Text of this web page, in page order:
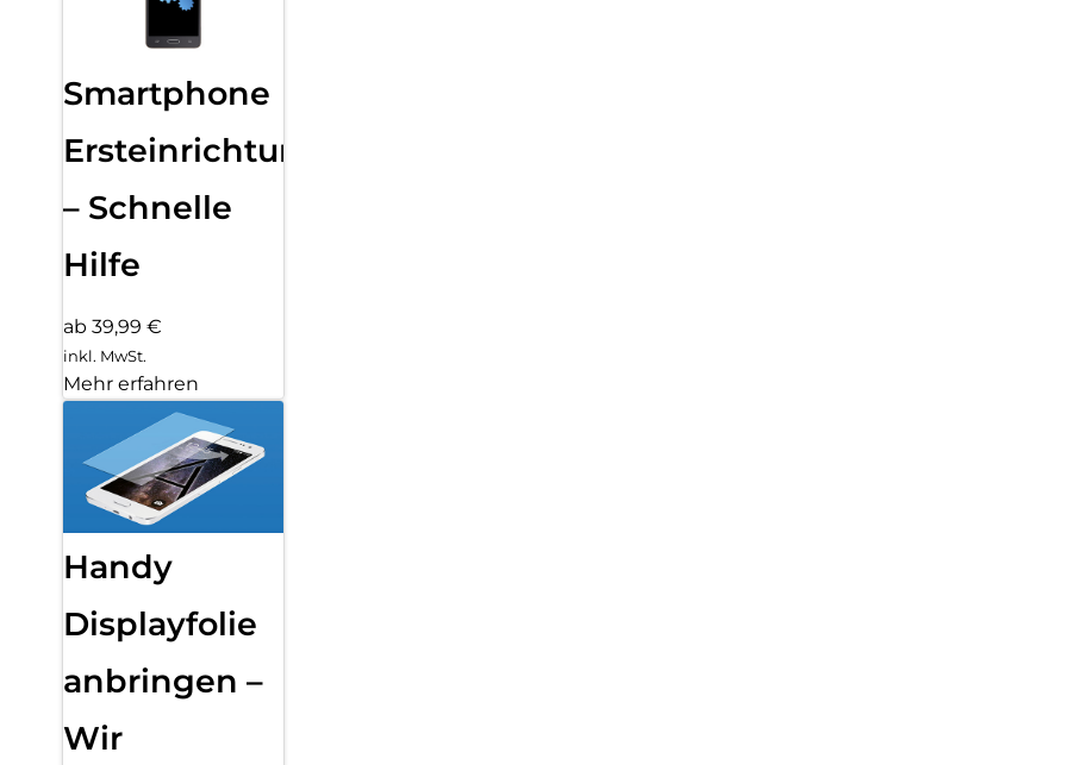
Smartphone
Ersteinrichtung
– Schnelle
Hilfe
ab 39,99 €
inkl. MwSt.
Mehr erfahren
Handy
Displayfolie
anbringen –
Wir